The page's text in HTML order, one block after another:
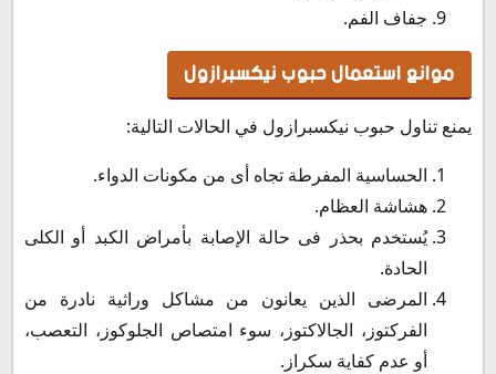
جفاف الفم.
موانع استعمال حبوب نيكسبرازول
يمنع تناول حبوب نيكسبرازول في الحالات التالية:
الحساسية المفرطة تجاه أى من مكونات الدواء.
هشاشة العظام.
يُستخدم بحذر فى حالة الإصابة بأمراض الكبد أو الكلى
الحادة.
المرضى الذين يعانون من مشاكل وراثية نادرة من
الفركتوز، الجالاكتوز، سوء امتصاص الجلوكوز، التعصب،
أو عدم كفاية سكراز.